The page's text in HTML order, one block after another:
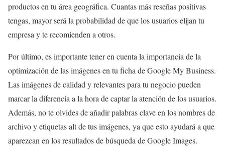
productos en tu área geográfica. Cuantas más reseñas positivas
tengas, mayor será la probabilidad de que los usuarios elijan tu
empresa y te recomienden a otros.
Por último, es importante tener en cuenta la importancia de la
optimización de las imágenes en tu ficha de Google My Business.
Las imágenes de calidad y relevantes para tu negocio pueden
marcar la diferencia a la hora de captar la atención de los usuarios.
Además, no te olvides de añadir palabras clave en los nombres de
archivo y etiquetas alt de tus imágenes, ya que esto ayudará a que
aparezcan en los resultados de búsqueda de Google Images.